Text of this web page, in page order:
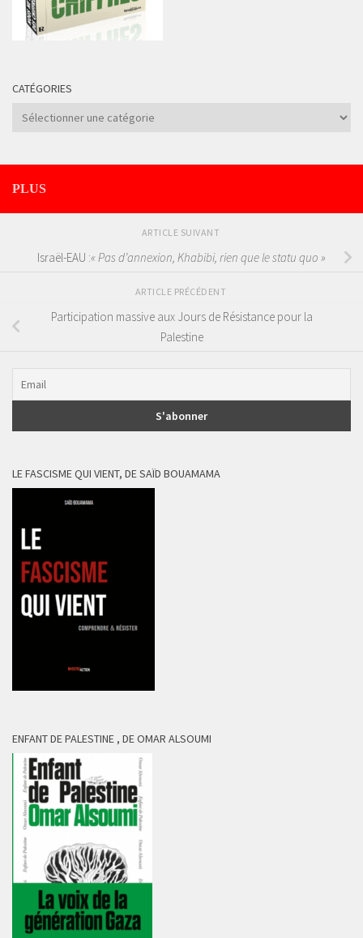
CATÉGORIES
Catégories
PLUS
ARTICLE SUIVANT
Israël-EAU :« Pas d’annexion, Khabibi, rien que le statu quo »
ARTICLE PRÉCÉDENT
Participation massive aux Jours de Résistance pour la
Palestine
LE FASCISME QUI VIENT, DE SAÏD BOUAMAMA
ENFANT DE PALESTINE , DE OMAR ALSOUMI